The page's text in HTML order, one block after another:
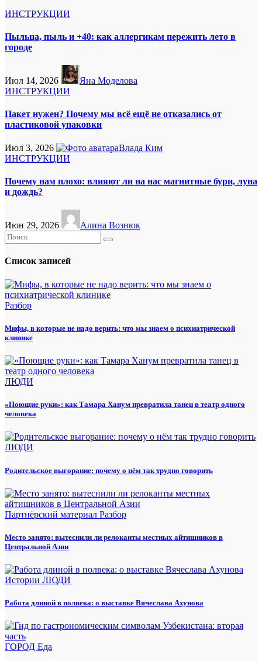
ИНСТРУКЦИИ
Пыльца, пыль и +40: как аллергикам пережить лето в
городе
Июл 14, 2026
Яна Моделова
ИНСТРУКЦИИ
Пакет нужен? Почему мы всё ещё не отказались от
пластиковой упаковки
Июл 3, 2026
Влада Ким
ИНСТРУКЦИИ
Почему нам плохо: влияют ли на нас магнитные бури, луна
и дождь?
Июн 29, 2026 Алина Вознюк
Список записей
Разбор
Мифы, в которые не надо верить: что мы знаем о психиатрической
клинике
ЛЮДИ
«Поющие руки»: как Тамара Ханум превратила танец в театр одного
человека
ЛЮДИ
Родительское выгорание: почему о нём так трудно говорить
Партнёрский материал Разбор
Место занято: вытеснили ли релоканты местных айтишников в
Центральной Азии
Истории ЛЮДИ
Работа длиной в полвека: о выставке Вячеслава Ахунова
ГОРОД Еда